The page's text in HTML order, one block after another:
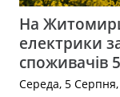
На
електрики
споживачів
Середа, 5